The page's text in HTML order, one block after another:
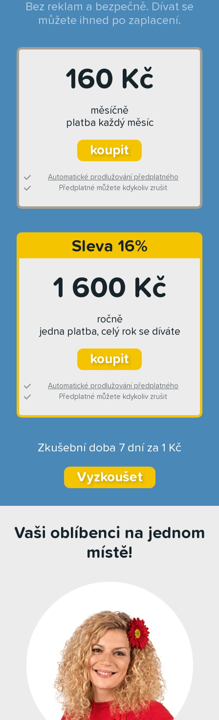
Bez reklam a bezpečně. Dívat se
můžete ihned po zaplacení.
160 Kč
měsíčně
platba každý měsíc
koupit
Automatické prodlužování předplatného
Předplatné můžete kdykoliv zrušit
Sleva 16%
1 600 Kč
ročně
jedna platba, celý rok se díváte
koupit
Automatické prodlužování předplatného
Předplatné můžete kdykoliv zrušit
Zkušební doba 7 dní za 1 Kč
Vyzkoušet
Vaši oblíbenci na jednom
místě!